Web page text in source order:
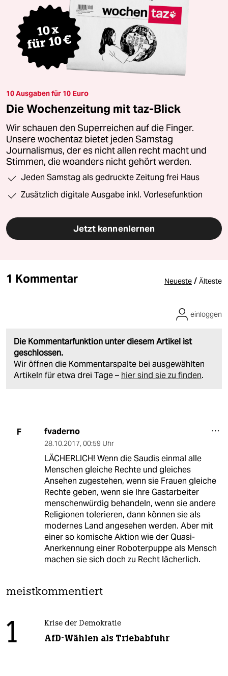
10 Ausgaben für 10 Euro
Die Wochenzeitung mit taz-Blick
Wir schauen den Superreichen auf die Finger.
Unsere wochentaz bietet jeden Samstag
Journalismus, der es nicht allen recht macht und
Stimmen, die woanders nicht gehört werden.
Jeden Samstag als gedruckte Zeitung frei Haus
Zusätzlich digitale Ausgabe inkl. Vorlesefunktion
Jetzt kennenlernen
1 Kommentar Neueste / Älteste
Die Kommentarfunktion unter diesem Artikel ist
geschlossen.
Wir öffnen die Kommentarspalte bei ausgewählten
Artikeln für etwa drei Tage – hier sind sie zu finden.
einloggen
F fvaderno
28.10.2017, 00:59 Uhr
LÄCHERLICH! Wenn die Saudis einmal alle
Menschen gleiche Rechte und gleiches
Ansehen zugestehen, wenn sie Frauen gleiche
Rechte geben, wenn sie Ihre Gastarbeiter
menschenwürdig behandeln, wenn sie andere
Religionen tolerieren, dann können sie als
modernes Land angesehen werden. Aber mit
einer so komische Aktion wie der Quasi-
Anerkennung einer Roboterpuppe als Mensch
machen sie sich doch zu Recht lächerlich.
meistkommentiert
1 Krise der Demokratie
AfD-Wählen als Triebabfuhr